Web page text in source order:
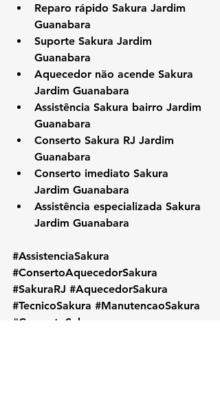
Reparo rápido Sakura Jardim
Guanabara
Suporte Sakura Jardim
Guanabara
Aquecedor não acende Sakura
Jardim Guanabara
Assistência Sakura bairro Jardim
Guanabara
Conserto Sakura RJ Jardim
Guanabara
Conserto imediato Sakura
Jardim Guanabara
Assistência especializada Sakura
Jardim Guanabara
#AssistenciaSakura
#ConsertoAquecedorSakura
#SakuraRJ #AquecedorSakura
#TecnicoSakura #ManutencaoSakura
#ConsertoSakura